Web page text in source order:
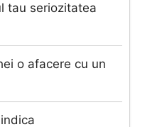
tau seriozitatea
o afacere cu un